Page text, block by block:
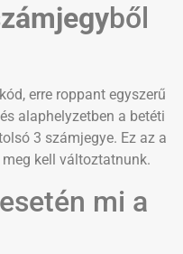
ből
erre roppant egyszerű
alaphelyzetben a betéti
3 számjegye. Ez az a
kell változtatnunk.
esetén mi a